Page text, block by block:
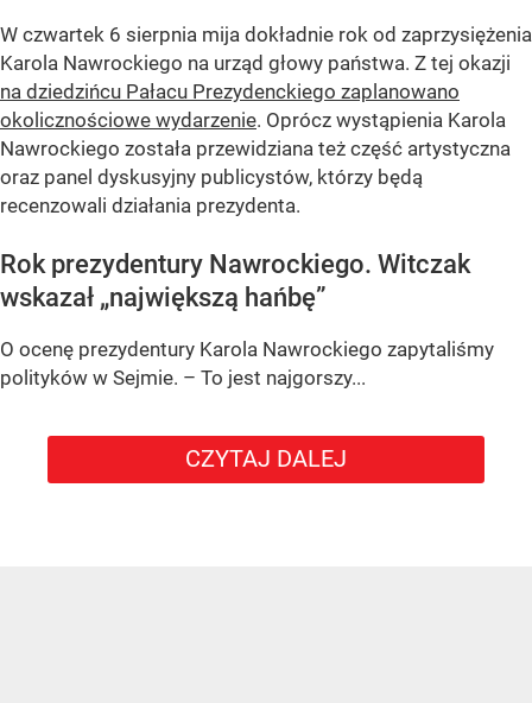
W czwartek 6 sierpnia mija dokładnie rok od zaprzysiężenia
Karola Nawrockiego na urząd głowy państwa. Z tej okazji
na dziedzińcu Pałacu Prezydenckiego zaplanowano
okolicznościowe wydarzenie. Oprócz wystąpienia Karola
Nawrockiego została przewidziana też część artystyczna
oraz panel dyskusyjny publicystów, którzy będą
recenzowali działania prezydenta.
Rok prezydentury Nawrockiego. Witczak
wskazał „największą hańbę”
O ocenę prezydentury Karola Nawrockiego zapytaliśmy
polityków w Sejmie. – To jest najgorszy...
CZYTAJ DALEJ